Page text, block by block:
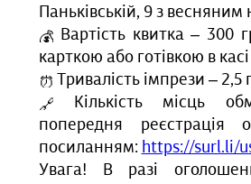
Паньківській, 9 з
Вартість квитка – 300
карткою або готівкою в
Тривалість імпрези – 2,5
Кількість місць
попередня реєстрація
посиланням: https://surl.li/
Увага! В разі